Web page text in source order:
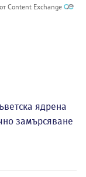
Content Exchange
ядрена
замърсяване